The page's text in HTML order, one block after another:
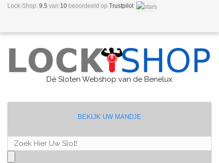
Lock-Shop: 9.5 van 10 beoordeeld op Trustpilot
Dé Sloten Webshop van de Benelux
BEKIJK UW MANDJE